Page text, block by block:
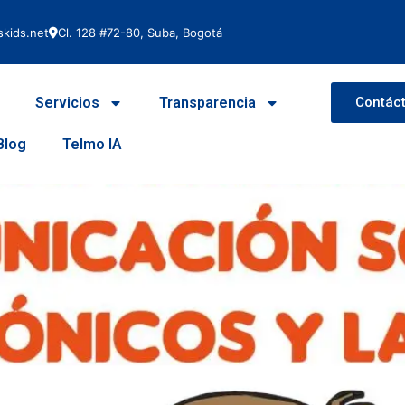
Cl. 128 #72-80, Suba, Bogotá
Servicios Transparencia
Telmo IA
social electrónicos y salud